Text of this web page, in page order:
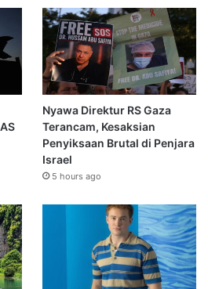
Nyawa Direktur RS Gaza
Terancam, Kesaksian
Penyiksaan Brutal di Penjara
Israel
5 hours ago